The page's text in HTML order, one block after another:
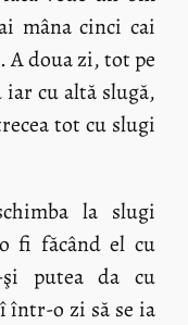
mâna cinci cai
A doua zi, tot pe
cu altă slugă,
tot cu slugi
la slugi
fi făcând el cu
şi putea da cu
într-o zi să se ia